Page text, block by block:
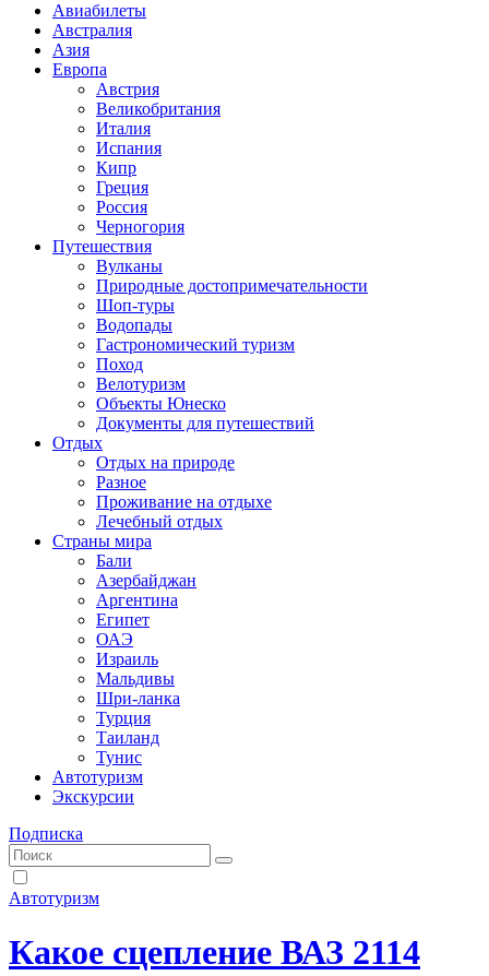
Авиабилеты
Австралия
Азия
Европа
Австрия
Великобритания
Италия
Испания
Кипр
Греция
Россия
Черногория
Путешествия
Вулканы
Природные достопримечательности
Шоп-туры
Водопады
Гастрономический туризм
Поход
Велотуризм
Объекты Юнеско
Документы для путешествий
Отдых
Отдых на природе
Разное
Проживание на отдыхе
Лечебный отдых
Страны мира
Бали
Азербайджан
Аргентина
Египет
ОАЭ
Израиль
Мальдивы
Шри-ланка
Турция
Таиланд
Тунис
Автотуризм
Экскурсии
Подписка
Автотуризм
Какое сцепление ВАЗ 2114